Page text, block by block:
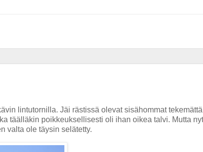
lintutornilla. Jäi rästissä olevat sisähommat
täälläkin poikkeuksellisesti oli ihan oikea talvi. Mutta nyt
valta ole täysin selätetty.